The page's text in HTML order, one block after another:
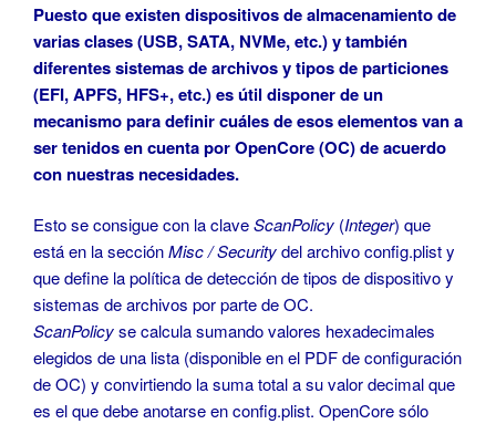
Puesto que existen dispositivos de almacenamiento de
varias clases (USB, SATA, NVMe, etc.) y también
diferentes sistemas de archivos y tipos de particiones
(EFI, APFS, HFS+, etc.) es útil disponer de un
mecanismo para definir cuáles de esos elementos van a
ser tenidos en cuenta por OpenCore (OC) de acuerdo
con nuestras necesidades.
Esto se consigue con la claveScanPolicy (Integer) que
está en la secciónMisc / Securitydel archivo config.plist y
que define la política de detección de tipos de dispositivo y
sistemas de archivos por parte de OC.
ScanPolicyse calcula sumando valores hexadecimales
elegidos de una lista (disponible en el PDF de configuración
de OC) y convirtiendo la suma total a su valor decimal que
es el que debe anotarse en config.plist. OpenCore sólo